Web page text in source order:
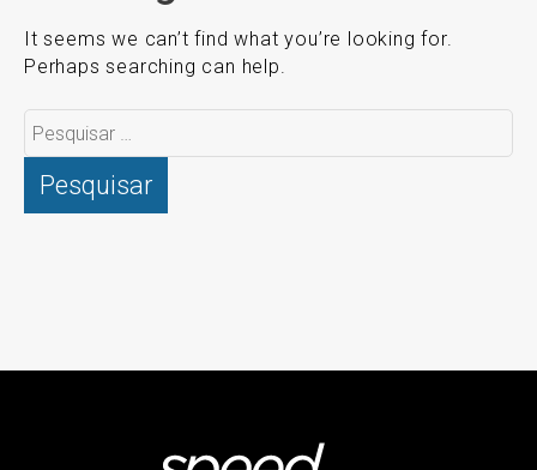
It seems we can’t find what you’re looking for.
Perhaps searching can help.
Pesquisar
por: